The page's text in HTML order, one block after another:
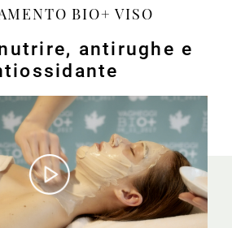
BIO+ VISO
antirughe e